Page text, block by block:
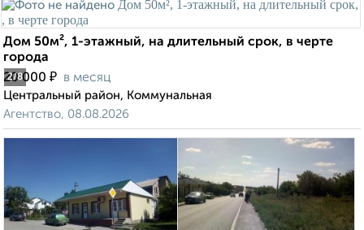
2/8
Дом 50м², 1-этажный, на длительный срок, в черте
города
20 000 ₽ в месяц
Центральный район, Коммунальная
Агентство, 08.08.2026